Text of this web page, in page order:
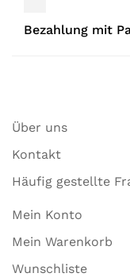
Bezahlung mit
Über uns
Kontakt
Häufig gestellte
Mein Konto
Mein Warenkorb
Wunschliste